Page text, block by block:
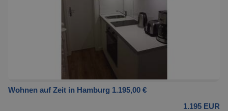
Wohnen auf Zeit in Hamburg 1.195,00 €
1.195 EUR